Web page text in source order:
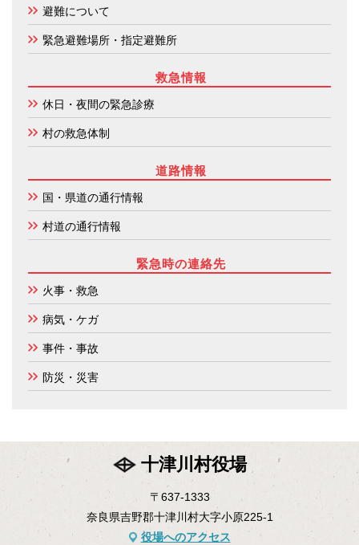
避難について
緊急避難場所・指定避難所
救急情報
休日・夜間の緊急診療
村の救急体制
道路情報
国・県道の通行情報
村道の通行情報
緊急時の連絡先
火事・救急
病気・ケガ
事件・事故
防災・災害
十津川村役場
〒637-1333
奈良県吉野郡十津川村大字小原225-1
役場へのアクセス